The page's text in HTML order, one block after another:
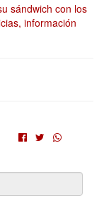
sándwich con los
información